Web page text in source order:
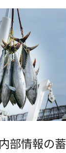
部情報の蓄